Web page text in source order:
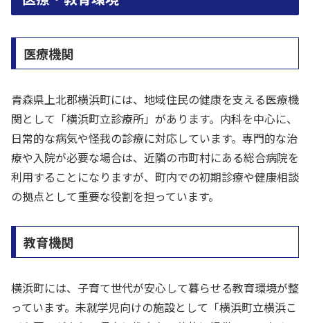
医療機関
青森県上北郡横浜町には、地域住民の健康を支える医療機
関として「横浜町立診療所」があります。内科を中心に、
日常的な病気や怪我の診療に対応しています。専門的な治
療や入院が必要な場合は、近隣の市町村にある総合病院を
利用することになりますが、町内での初期診療や健康相談
の拠点として重要な役割を担っています。
教育機関
横浜町には、子育て世代が安心して暮らせる教育環境が整
っています。未就学児向けの施設として「横浜町立横浜こ